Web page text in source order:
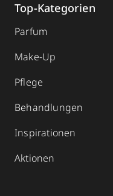
Top-Kategorien
Parfum
Make-Up
Pflege
Behandlungen
Inspirationen
Aktionen